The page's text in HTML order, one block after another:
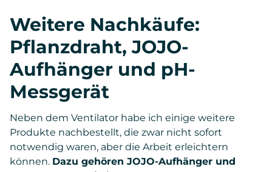
Weitere Nachkäufe:
Pflanzdraht, JOJO-
Aufhänger und pH-
Messgerät
Neben dem Ventilator habe ich einige weitere
Produkte nachbestellt, die zwar nicht sofort
notwendig waren, aber die Arbeit erleichtern
können. Dazu gehören JOJO-Aufhänger und